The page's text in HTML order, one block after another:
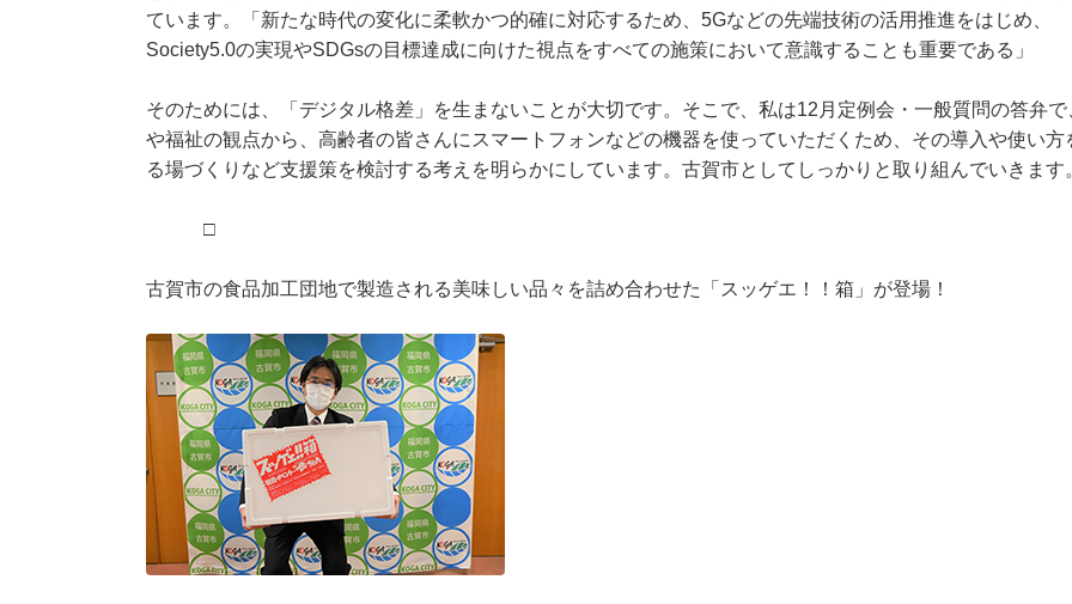
ています。「新たな時代の変化に柔軟かつ的確に対応するため、5Gなどの先端技術の活用推進をはじめ、
Society5.0の実現やSDGsの目標達成に向けた視点をすべての施策において意識することも重要である」
そのためには、「デジタル格差」を生まないことが大切です。そこで、私は12月定例会・一般質問の答弁で
や福祉の観点から、高齢者の皆さんにスマートフォンなどの機器を使っていただくため、その導入や使い方
る場づくりなど支援策を検討する考えを明らかにしています。古賀市としてしっかりと取り組んでいきます
□
古賀市の食品加工団地で製造される美味しい品々を詰め合わせた「スッゲエ！！箱」が登場！